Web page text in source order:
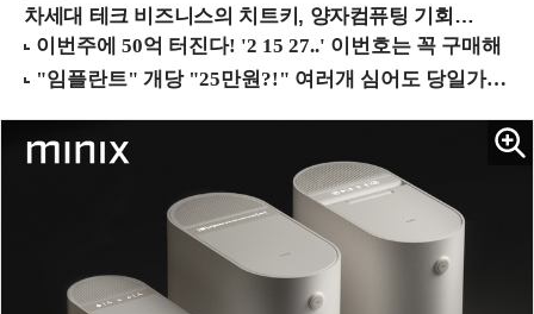
차세대 테크 비즈니스의 치트키, 양자컴퓨팅 기회를 선점하라! (8/28 강남역)